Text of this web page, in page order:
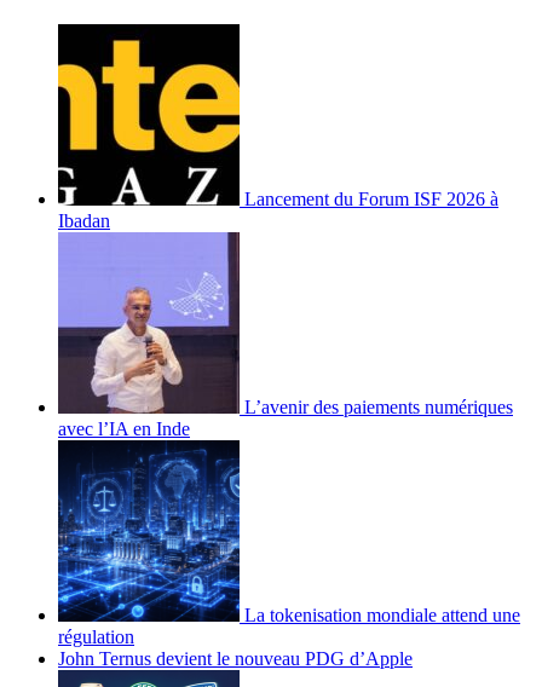
Lancement du Forum ISF 2026 à
Ibadan
L’avenir des paiements numériques
avec l’IA en Inde
La tokenisation mondiale attend une
régulation
John Ternus devient le nouveau PDG d’Apple